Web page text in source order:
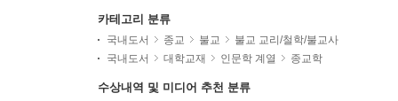
카테고리 분류
국내도서 종교 불교
불교 교리/철학/불교사
국내도서
대학교재 인문학 계열 종교학
수상내역 및 미디어 추천 분류